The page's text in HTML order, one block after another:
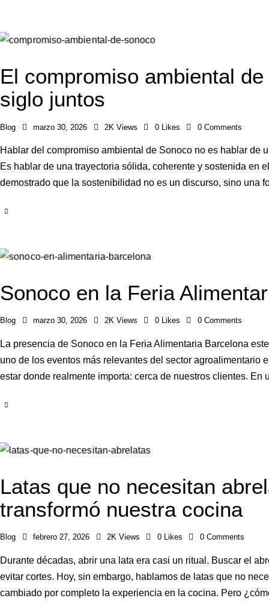
El compromiso ambiental
siglo juntos
Blog marzo 30, 2026 2K Views 0 Likes 0 Comments
Hablar del compromiso ambiental de Sonoco no es hablar de
Es hablar de una trayectoria sólida, coherente y sostenida en
demostrado que la sostenibilidad no es un discurso, sino una
Sonoco en la Feria
Blog marzo 30, 2026 2K Views 0 Likes 0 Comments
La presencia de Sonoco en la Feria Alimentaria Barcelona
uno de los eventos más relevantes del sector agroalimentario
estar donde realmente importa: cerca de nuestros clientes.
Latas que no necesitan
transformó nuestra cocina
Blog febrero 27, 2026 2K Views 0 Likes 0 Comments
Durante décadas, abrir una lata era casi un ritual. Buscar el
evitar cortes. Hoy, sin embargo, hablamos de latas que no
cambiado por completo la experiencia en la cocina. Pero